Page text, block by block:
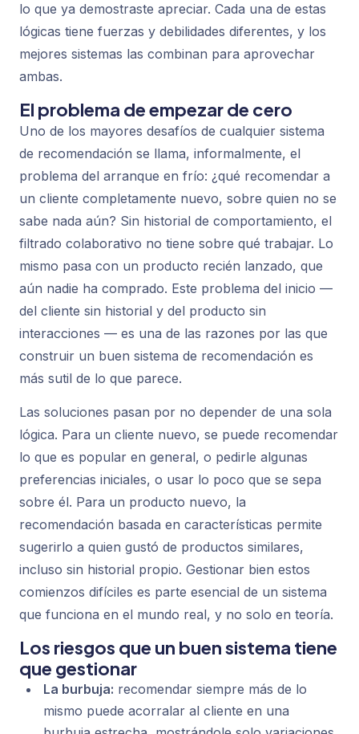
lo que ya demostraste apreciar. Cada una de estas
lógicas tiene fuerzas y debilidades diferentes, y los
mejores sistemas las combinan para aprovechar
ambas.
El problema de empezar de cero
Uno de los mayores desafíos de cualquier sistema
de recomendación se llama, informalmente, el
problema del arranque en frío: ¿qué recomendar a
un cliente completamente nuevo, sobre quien no se
sabe nada aún? Sin historial de comportamiento, el
filtrado colaborativo no tiene sobre qué trabajar. Lo
mismo pasa con un producto recién lanzado, que
aún nadie ha comprado. Este problema del inicio —
del cliente sin historial y del producto sin
interacciones — es una de las razones por las que
construir un buen sistema de recomendación es
más sutil de lo que parece.
Las soluciones pasan por no depender de una sola
lógica. Para un cliente nuevo, se puede recomendar
lo que es popular en general, o pedirle algunas
preferencias iniciales, o usar lo poco que se sepa
sobre él. Para un producto nuevo, la
recomendación basada en características permite
sugerirlo a quien gustó de productos similares,
incluso sin historial propio. Gestionar bien estos
comienzos difíciles es parte esencial de un sistema
que funciona en el mundo real, y no solo en teoría.
Los riesgos que un buen sistema tiene
que gestionar
La burbuja: recomendar siempre más de lo
mismo puede acorralar al cliente en una